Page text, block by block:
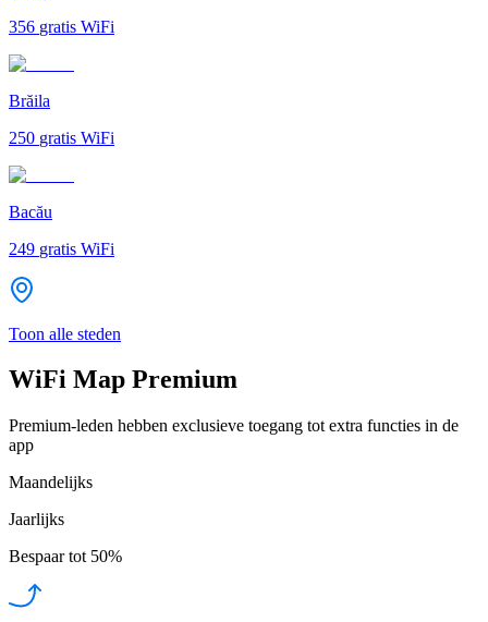
356 gratis WiFi
Brăila
250 gratis WiFi
Bacău
249 gratis WiFi
Toon alle steden
WiFi Map Premium
Premium-leden hebben exclusieve toegang tot extra functies in de
app
Maandelijks
Jaarlijks
Bespaar tot 50%